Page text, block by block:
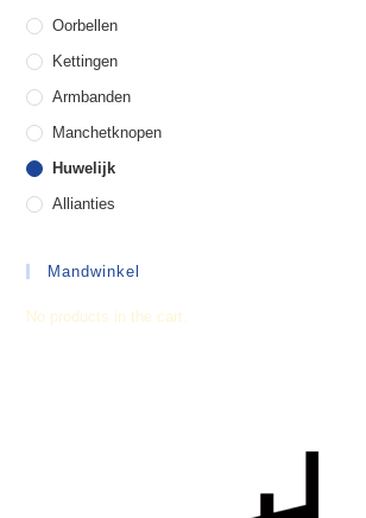
Oorbellen
Kettingen
Armbanden
Manchetknopen
Huwelijk
Allianties
Mandwinkel
No products in the cart.